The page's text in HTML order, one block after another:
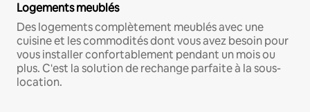
Logements meublés
Des logements complètement meublés avec une
cuisine et les commodités dont vous avez besoin pour
vous installer confortablement pendant un mois ou
plus. C'est la solution de rechange parfaite à la sous-
location.